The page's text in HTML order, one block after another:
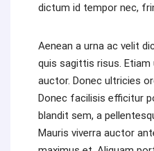
dictum id tempor nec,
Aenean a urna ac velit
quis sagittis risus.
auctor. Donec ultricies
Donec facilisis efficitur
blandit sem, a
Mauris viverra auctor